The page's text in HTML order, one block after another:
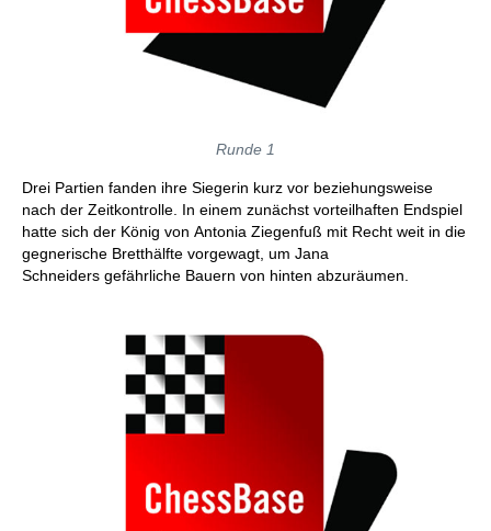
Runde 1
Drei Partien fanden ihre Siegerin kurz vor beziehungsweise
nach der Zeitkontrolle. In einem zunächst vorteilhaften Endspiel
hatte sich der König von Antonia Ziegenfuß mit Recht weit in die
gegnerische Bretthälfte vorgewagt, um Jana
Schneiders gefährliche Bauern von hinten abzuräumen.